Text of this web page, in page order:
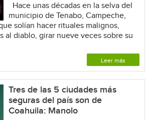
Hace unas décadas en la selva del
municipio de Tenabo, Campeche,
solían hacer rituales malignos,
al diablo, girar nueve veces sobre su
Leer más
Tres de las 5 ciudades más
seguras del país son de
Coahuila: Manolo